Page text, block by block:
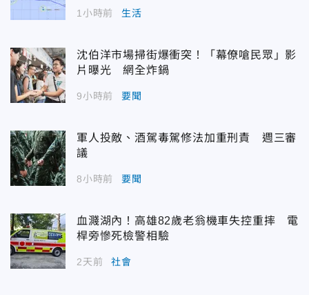
1小時前 生活
沈伯洋市場掃街爆衝突！「幕僚嗆民眾」影
片曝光 網全炸鍋
9小時前 要聞
軍人投敵、酒駕毒駕修法加重刑責 週三審
議
8小時前 要聞
血濺湖內！高雄82歲老翁機車失控重摔 電
桿旁慘死檢警相驗
2天前 社會